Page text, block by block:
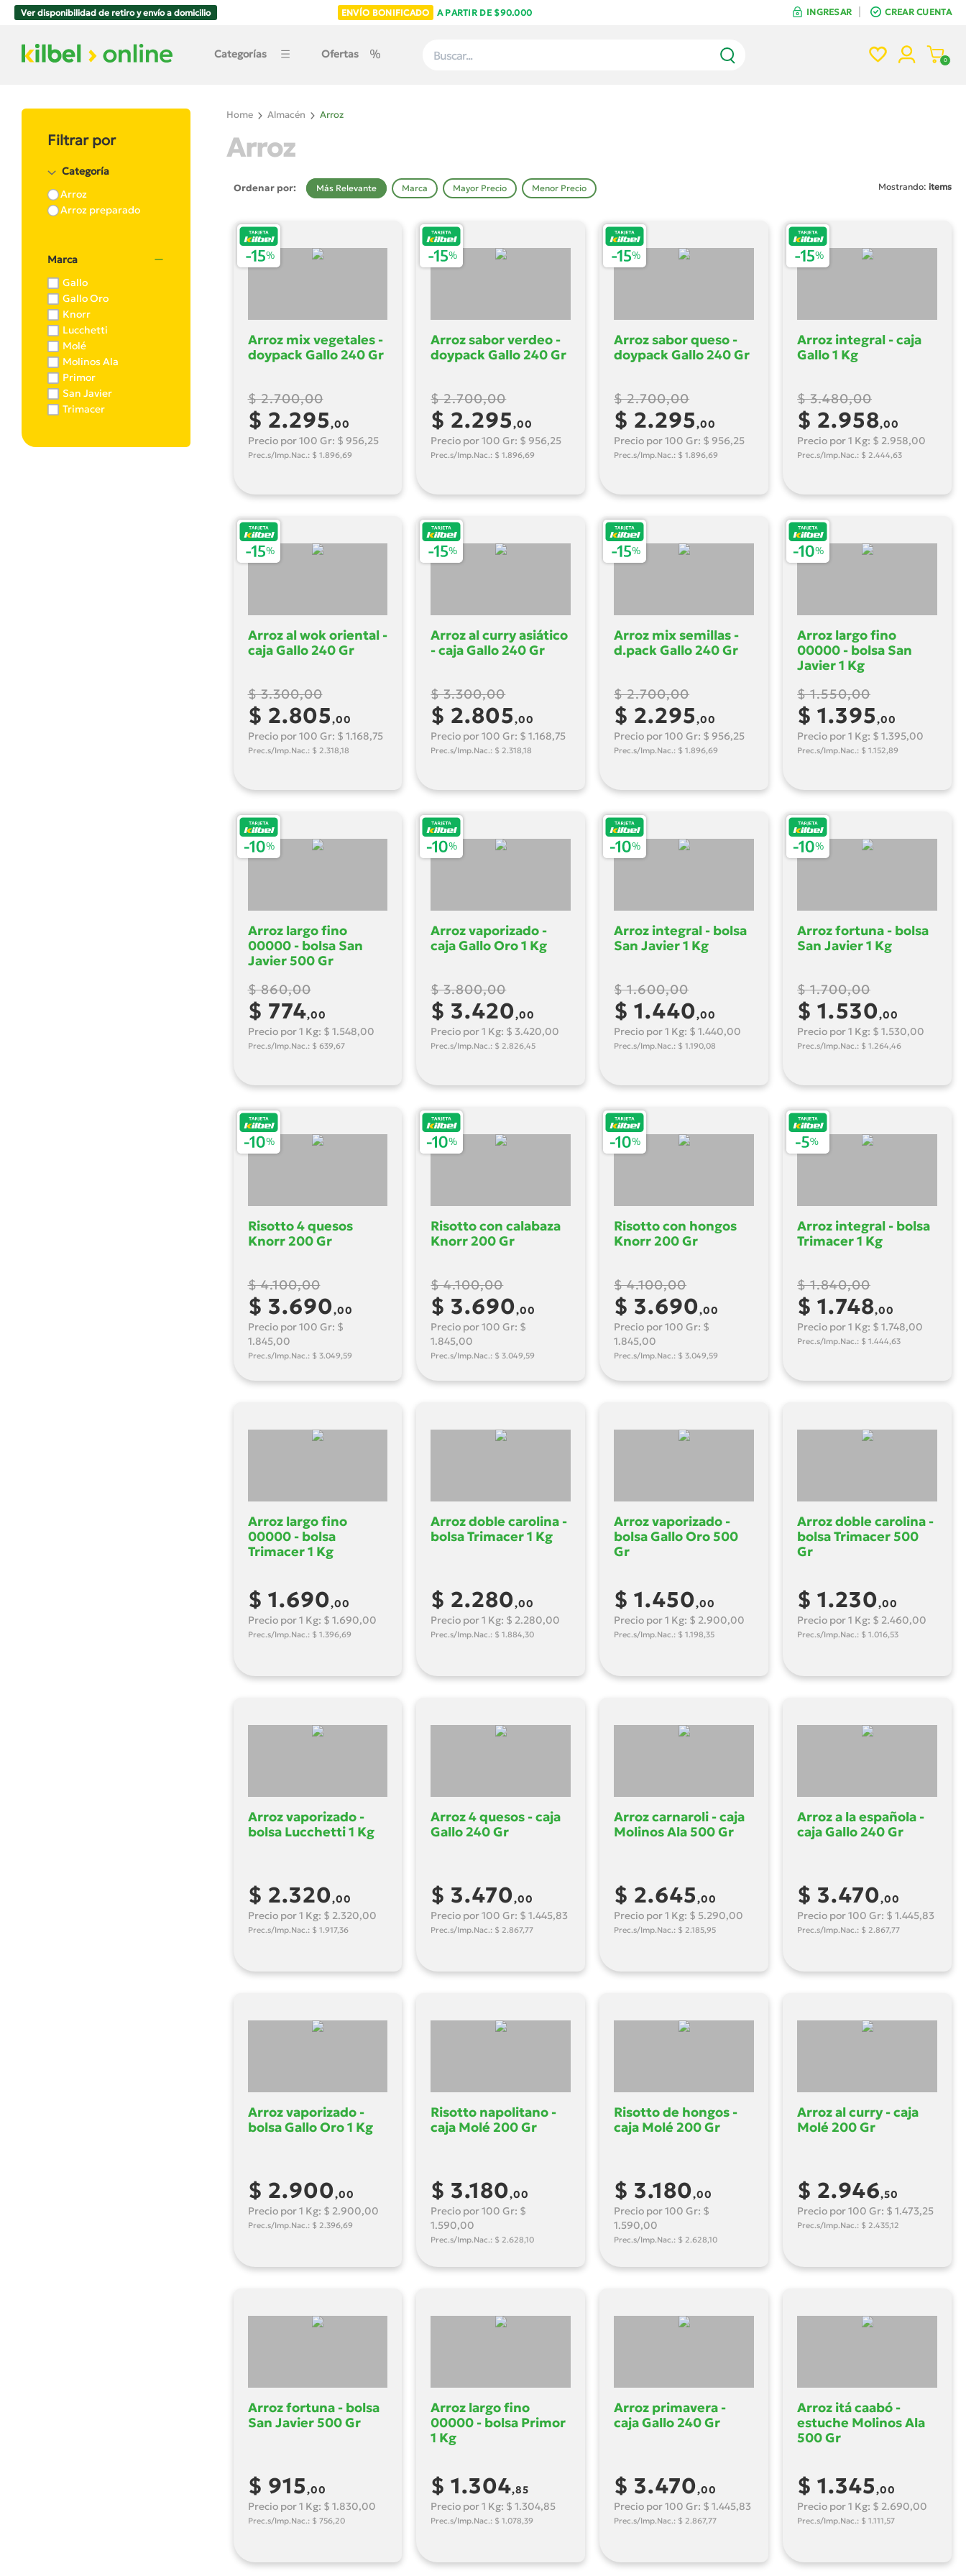
Ver disponibilidad de retiro y envío a domicilio ENVÍO BONIFICADO A PARTIR DE $90.000 INGRESAR CREAR CUENTA
Categorías Ofertas 0
Filtrar por
Categoría
Arroz
Arroz preparado
Marca
Gallo
Gallo Oro
Knorr
Lucchetti
Molé
Molinos Ala
Primor
San Javier
Trimacer
Home Almacén Arroz
Arroz
Ordenar por: Más Relevante Marca Mayor Precio Menor Precio Mostrando: items
Arroz mix vegetales -
doypack Gallo 240 Gr
$ 2.700,00
$ 2.295,00
Precio por 100 Gr: $ 956,25
Prec.s/Imp.Nac.: $ 1.896,69
Arroz sabor verdeo -
doypack Gallo 240 Gr
$ 2.700,00
$ 2.295,00
Precio por 100 Gr: $ 956,25
Prec.s/Imp.Nac.: $ 1.896,69
Arroz sabor queso -
doypack Gallo 240 Gr
$ 2.700,00
$ 2.295,00
Precio por 100 Gr: $ 956,25
Prec.s/Imp.Nac.: $ 1.896,69
Arroz integral - caja
Gallo 1 Kg
$ 3.480,00
$ 2.958,00
Precio por 1 Kg: $ 2.958,00
Prec.s/Imp.Nac.: $ 2.444,63
Arroz al wok oriental -
caja Gallo 240 Gr
$ 3.300,00
$ 2.805,00
Precio por 100 Gr: $ 1.168,75
Prec.s/Imp.Nac.: $ 2.318,18
Arroz al curry asiático
- caja Gallo 240 Gr
$ 3.300,00
$ 2.805,00
Precio por 100 Gr: $ 1.168,75
Prec.s/Imp.Nac.: $ 2.318,18
Arroz mix semillas -
d.pack Gallo 240 Gr
$ 2.700,00
$ 2.295,00
Precio por 100 Gr: $ 956,25
Prec.s/Imp.Nac.: $ 1.896,69
Arroz largo fino
00000 - bolsa San
Javier 1 Kg
$ 1.550,00
$ 1.395,00
Precio por 1 Kg: $ 1.395,00
Prec.s/Imp.Nac.: $ 1.152,89
Arroz largo fino
00000 - bolsa San
Javier 500 Gr
$ 860,00
$ 774,00
Precio por 1 Kg: $ 1.548,00
Prec.s/Imp.Nac.: $ 639,67
Arroz vaporizado -
caja Gallo Oro 1 Kg
$ 3.800,00
$ 3.420,00
Precio por 1 Kg: $ 3.420,00
Prec.s/Imp.Nac.: $ 2.826,45
Arroz integral - bolsa
San Javier 1 Kg
$ 1.600,00
$ 1.440,00
Precio por 1 Kg: $ 1.440,00
Prec.s/Imp.Nac.: $ 1.190,08
Arroz fortuna - bolsa
San Javier 1 Kg
$ 1.700,00
$ 1.530,00
Precio por 1 Kg: $ 1.530,00
Prec.s/Imp.Nac.: $ 1.264,46
Risotto 4 quesos
Knorr 200 Gr
$ 4.100,00
$ 3.690,00
Precio por 100 Gr: $
1.845,00
Prec.s/Imp.Nac.: $ 3.049,59
Risotto con calabaza
Knorr 200 Gr
$ 4.100,00
$ 3.690,00
Precio por 100 Gr: $
1.845,00
Prec.s/Imp.Nac.: $ 3.049,59
Risotto con hongos
Knorr 200 Gr
$ 4.100,00
$ 3.690,00
Precio por 100 Gr: $
1.845,00
Prec.s/Imp.Nac.: $ 3.049,59
Arroz integral - bolsa
Trimacer 1 Kg
$ 1.840,00
$ 1.748,00
Precio por 1 Kg: $ 1.748,00
Prec.s/Imp.Nac.: $ 1.444,63
Arroz largo fino
00000 - bolsa
Trimacer 1 Kg
$ 1.690,00
Precio por 1 Kg: $ 1.690,00
Prec.s/Imp.Nac.: $ 1.396,69
Arroz doble carolina -
bolsa Trimacer 1 Kg
$ 2.280,00
Precio por 1 Kg: $ 2.280,00
Prec.s/Imp.Nac.: $ 1.884,30
Arroz vaporizado -
bolsa Gallo Oro 500
Gr
$ 1.450,00
Precio por 1 Kg: $ 2.900,00
Prec.s/Imp.Nac.: $ 1.198,35
Arroz doble carolina -
bolsa Trimacer 500
Gr
$ 1.230,00
Precio por 1 Kg: $ 2.460,00
Prec.s/Imp.Nac.: $ 1.016,53
Arroz vaporizado -
bolsa Lucchetti 1 Kg
$ 2.320,00
Precio por 1 Kg: $ 2.320,00
Prec.s/Imp.Nac.: $ 1.917,36
Arroz 4 quesos - caja
Gallo 240 Gr
$ 3.470,00
Precio por 100 Gr: $ 1.445,83
Prec.s/Imp.Nac.: $ 2.867,77
Arroz carnaroli - caja
Molinos Ala 500 Gr
$ 2.645,00
Precio por 1 Kg: $ 5.290,00
Prec.s/Imp.Nac.: $ 2.185,95
Arroz a la española -
caja Gallo 240 Gr
$ 3.470,00
Precio por 100 Gr: $ 1.445,83
Prec.s/Imp.Nac.: $ 2.867,77
Arroz vaporizado -
bolsa Gallo Oro 1 Kg
$ 2.900,00
Precio por 1 Kg: $ 2.900,00
Prec.s/Imp.Nac.: $ 2.396,69
Risotto napolitano -
caja Molé 200 Gr
$ 3.180,00
Precio por 100 Gr: $
1.590,00
Prec.s/Imp.Nac.: $ 2.628,10
Risotto de hongos -
caja Molé 200 Gr
$ 3.180,00
Precio por 100 Gr: $
1.590,00
Prec.s/Imp.Nac.: $ 2.628,10
Arroz al curry - caja
Molé 200 Gr
$ 2.946,50
Precio por 100 Gr: $ 1.473,25
Prec.s/Imp.Nac.: $ 2.435,12
Arroz fortuna - bolsa
San Javier 500 Gr
$ 915,00
Precio por 1 Kg: $ 1.830,00
Prec.s/Imp.Nac.: $ 756,20
Arroz largo fino
00000 - bolsa Primor
1 Kg
$ 1.304,85
Precio por 1 Kg: $ 1.304,85
Prec.s/Imp.Nac.: $ 1.078,39
Arroz primavera -
caja Gallo 240 Gr
$ 3.470,00
Precio por 100 Gr: $ 1.445,83
Prec.s/Imp.Nac.: $ 2.867,77
Arroz itá caabó -
estuche Molinos Ala
500 Gr
$ 1.345,00
Precio por 1 Kg: $ 2.690,00
Prec.s/Imp.Nac.: $ 1.111,57